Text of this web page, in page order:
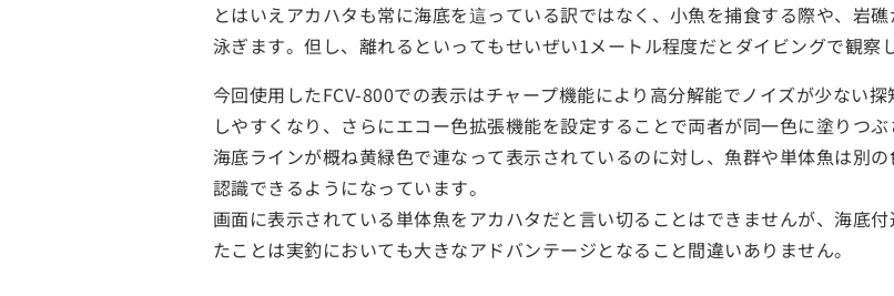
とはいえアカハタも常に海底を這っている訳ではなく、小魚を捕食する際や、岩
泳ぎます。但し、離れるといってもせいぜい1メートル程度だとダイビングで観察
今回使用したFCV-800での表示はチャープ機能により高分解能でノイズが少ない
しやすくなり、さらにエコー色拡張機能を設定することで両者が同一色に塗りつ
海底ラインが概ね黄緑色で連なって表示されているのに対し、魚群や単体魚は別
認識できるようになっています。
画面に表示されている単体魚をアカハタだと言い切ることはできませんが、海底
たことは実釣においても大きなアドバンテージとなること間違いありません。